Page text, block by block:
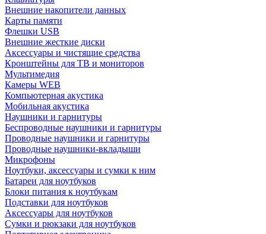
Внешние накопители данных
Карты памяти
Флешки USB
Внешние жесткие диски
Аксессуары и чистящие средства
Кронштейны для ТВ и мониторов
Мультимедия
Камеры WEB
Компьютерная акустика
Мобильная акустика
Наушники и гарнитуры
Беспроводные наушники и гарнитуры
Проводные наушники и гарнитуры
Проводные наушники-вкладыши
Микрофоны
Ноутбуки, аксессуары и сумки к ним
Батареи для ноутбуков
Блоки питания к ноутбукам
Подставки для ноутбуков
Аксессуары для ноутбуков
Сумки и рюкзаки для ноутбуков